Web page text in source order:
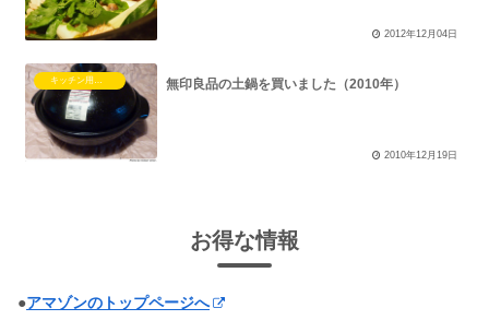
2012年12月04日
無印良品の土鍋を買いました（2010年）
2010年12月19日
お得な情報
●アマゾンのトップページへ